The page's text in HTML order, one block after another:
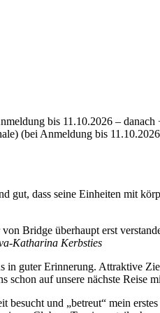
bis 11.10.2026 – danach
(bei Anmeldung bis
dass seine Einheiten mit
Bridge überhaupt erst
Katharina Kerbsties
in guter Erinnerung. Attraktive
schon auf unsere nächste Reise
und „betreut“ mein